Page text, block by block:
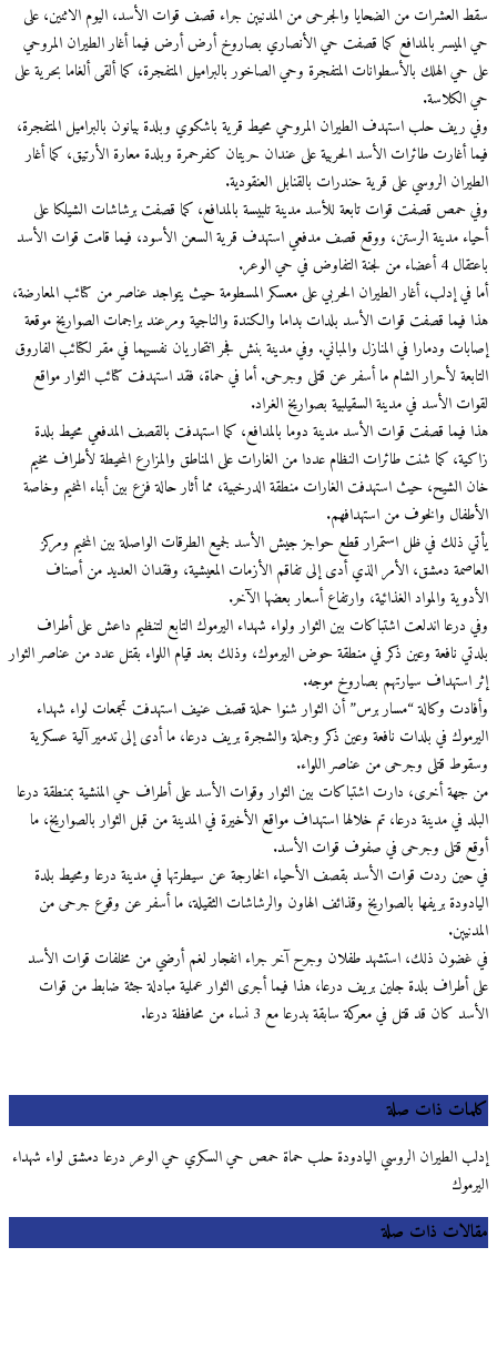
العشرات من الضحايا والجرحى من المدنيين جراء قصف قوات الأسد، اليوم الاثنين، على
بالمدافع كما قصفت حي الأنصاري بصاروخ أرض أرض فيما أغار الطيران المروحي
الهلك بالأسطوانات المتفجرة وحي الصاخور بالبراميل المتفجرة، كما ألقى ألغاما بحرية على
ريف حلب استهدف الطيران المروحي محيط قرية باشكوي وبلدة بيانون بالبراميل المتفجرة،
أغارت طائرات الأسد الحربية على عندان حريتان كفرحمرة وبلدة معارة الأرتيق، كما أغار
الروسي على قرية حندرات بالقنابل العنقودية.
حمص قصفت قوات تابعة للأسد مدينة تلبيسة بالمدافع، كما قصفت برشاشات الشيلكا على
مدينة الرستن، ووقع قصف مدفعي استهدف قرية السعن الأسود، فيما قامت قوات الأسد
التفاوض في حي الوعر.
في إدلب، أغار الطيران الحربي على معسكر المسطومة حيث يتواجد عناصر من كتائب المعارضة،
فيما قصفت قوات الأسد بلدات بداما والكندة والناجية ومرعند براجمات الصواريخ موقعة
ودمارا في المنازل والمباني. وفي مدينة بنش فجر انتحاريان نفسيهما في مقر لكتائب الفاروق
لأحرار الشام ما أسفر عن قتلى وجرحى. أما في حماة، فقد استهدفت كتائب الثوار مواقع
الأسد في مدينة السقيلبية بصواريخ الغراد.
فيما قصفت قوات الأسد مدينة دوما بالمدافع، كما استهدفت بالقصف المدفعي محيط بلدة
كما شنت طائرات النظام عددا من الغارات على المناطق والمزارع المحيطة لأطراف مخيم
حيث استهدفت الغارات منطقة الدرخبية، مما أثار حالة فزع بين أبناء المخيم وخاصة
والخوف من استهدافهم.
ذلك في ظل استمرار قطع حواجز جيش الأسد لجميع الطرقات الواصلة بين المخيم ومركز
دمشق، الأمر الذي أدى إلى تفاقم الأزمات المعيشية، وفقدان العديد من أصناف
والمواد الغذائية، وارتفاع أسعار بعضها الآخر.
اندلعت اشتباكات بين الثوار ولواء شهداء اليرموك التابع لتنظيم داعش على أطراف
نافعة وعين ذكر في منطقة حوض اليرموك، وذلك بعد قيام اللواء بقتل عدد من عناصر الثوار
استهداف سيارتهم بصاروخ موجه.
وكالة “مسار برس” أن الثوار شنوا حملة قصف عنيف استهدفت تجمعات لواء شهداء
في بلدات نافعة وعين ذكر وجملة والشجرة بريف درعا، ما أدى إلى تدمير آلية عسكرية
قتلى وجرحى من عناصر اللواء.
أخرى، دارت اشتباكات بين الثوار وقوات الأسد على أطراف حي المنشية بمنطقة درعا
في مدينة درعا، تم خلالها استهداف مواقع الأخيرة في المدينة من قبل الثوار بالصواريخ، ما
قتلى وجرحى في صفوف قوات الأسد.
ردت قوات الأسد بقصف الأحياء الخارجة عن سيطرتها في مدينة درعا ومحيط بلدة
بريفها بالصواريخ وقذائف الهاون والرشاشات الثقيلة، ما أسفر عن وقوع جرحى من
ذلك، استشهد طفلان وجرح آخر جراء انفجار لغم أرضي من مخلفات قوات الأسد
أطراف بلدة جلين بريف درعا، هذا فيما أجرى الثوار عملية مبادلة جثة ضابط من قوات
كان قد قتل في معركة سابقة بدرعا مع 3 نساء من محافظة درعا.
ذات صلة
الطيران الروسي اليادودة حلب حماة حمص حي السكري حي الوعر درعا دمشق لواء شهداء
ذات صلة